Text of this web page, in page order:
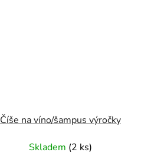
Číše na víno/šampus výročky
Skladem (2 ks)